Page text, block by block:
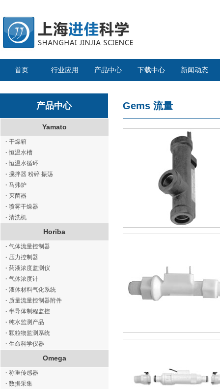
首页 行业应用 产品中心 下载中心 新闻动态
产品中心
Yamato
· 干燥箱
· 恒温水槽
· 恒温水循环
· 搅拌器 粉碎 振荡
· 马弗炉
· 灭菌器
· 喷雾干燥器
· 清洗机
Horiba
· 气体流量控制器
· 压力控制器
· 药液浓度监测仪
· 气体浓度计
· 液体材料气化系统
· 质量流量控制器附件
· 半导体制程监控
· 纯水监测产品
· 颗粒物监测系统
· 生命科学仪器
Omega
· 称重传感器
· 数据采集
Gems 流量